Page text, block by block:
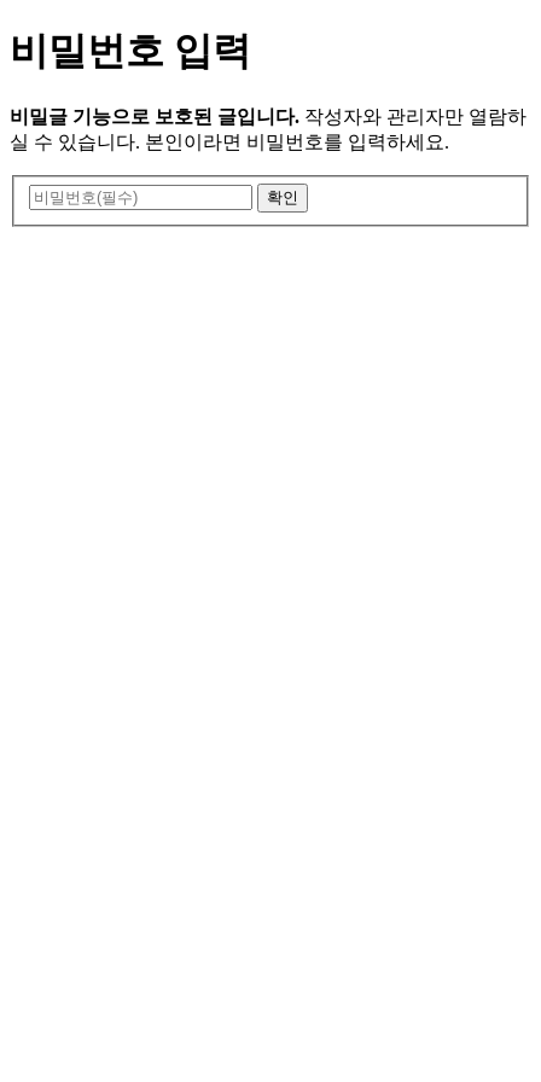
비밀번호 입력
비밀글 기능으로 보호된 글입니다. 작성자와 관리자만 열람하
실 수 있습니다. 본인이라면 비밀번호를 입력하세요.